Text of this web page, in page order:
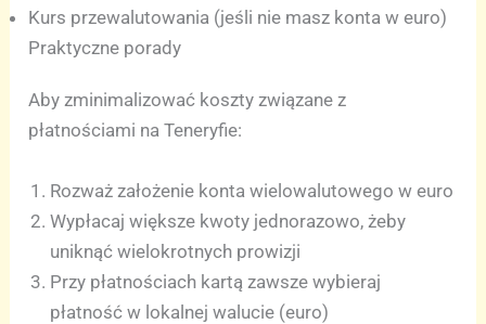
Kurs przewalutowania (jeśli nie masz konta w euro)
Praktyczne porady
Aby zminimalizować koszty związane z
płatnościami na Teneryfie:
Rozważ założenie konta wielowalutowego w euro
Wypłacaj większe kwoty jednorazowo, żeby
uniknąć wielokrotnych prowizji
Przy płatnościach kartą zawsze wybieraj
płatność w lokalnej walucie (euro)